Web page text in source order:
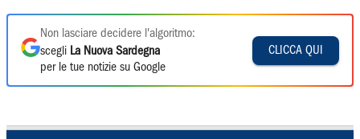
Non lasciare decidere l'algoritmo:
scegli La Nuova Sardegna
per le tue notizie su Google
CLICCA QUI